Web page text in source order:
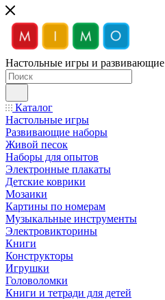
Настольные игры и
Каталог
Настольные игры
Развивающие наборы
Живой песок
Наборы для опытов
Электронные плакаты
Детские коврики
Мозаики
Картины по номерам
Музыкальные инструменты
Электровикторины
Книги
Конструкторы
Игрушки
Головоломки
Книги и тетради для детей